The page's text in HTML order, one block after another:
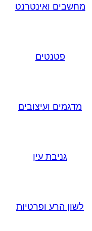
מחשבים ואינטרנט
פטנטים
מדגמים ועיצובים
גניבת עין
לשון הרע ופרטיות